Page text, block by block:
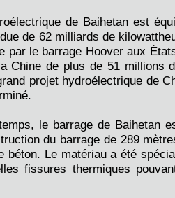
de Baihetan est
de 62 milliards de
par le barrage Hoover aux
Chine de plus de 51 millions
projet hydroélectrique de
le barrage de Baihetan
du barrage de 289
béton. Le matériau a été
fissures thermiques